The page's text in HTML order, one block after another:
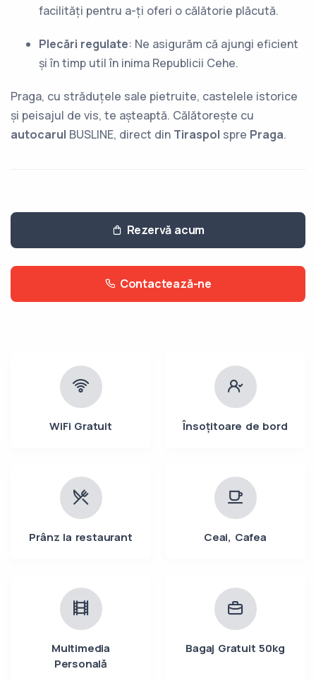
facilități pentru a-ți oferi o călătorie plăcută.
Plecări regulate: Ne asigurăm că ajungi eficient
și în timp util în inima Republicii Cehe.
Praga, cu străduțele sale pietruite, castelele istorice
și peisajul de vis, te așteaptă. Călătorește cu
autocarul BUSLINE, direct din Tiraspol spre Praga.
Rezervă acum
Contactează-ne
WiFi Gratuit Însoțitoare de bord
Prânz la restaurant Ceai, Cafea
Multimedia
Personală
Bagaj Gratuit 50kg